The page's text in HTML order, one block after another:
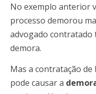
No exemplo anterior
processo demorou
advogado contratado
demora.
Mas a contratação
pode causar a